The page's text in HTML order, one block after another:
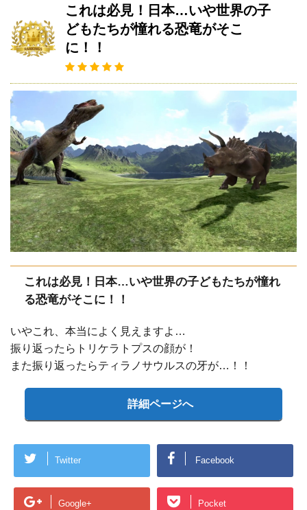
これは必見！日本…いや世界の子
どもたちが憧れる恐竜がそこ
に！！
これは必見！日本…いや世界の子どもたちが憧れ
る恐竜がそこに！！
いやこれ、本当によく見えますよ…
振り返ったらトリケラトプスの顔が！
また振り返ったらティラノサウルスの牙が…！！
詳細ページへ
Twitter Facebook
Google+ Pocket